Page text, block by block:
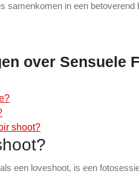
samenkomen in een betoverend
over Sensuele
shoot?
een loveshoot, is een